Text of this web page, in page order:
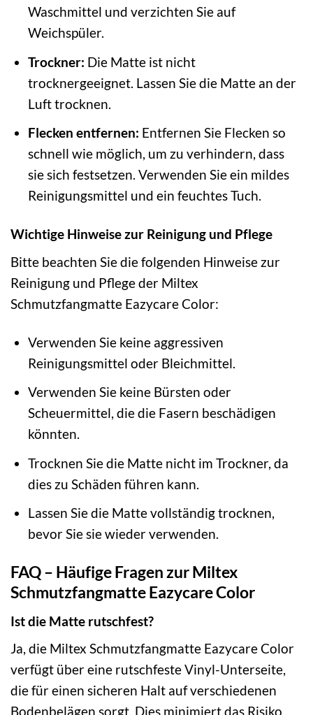
Waschmittel und verzichten Sie auf
Weichspüler.
Trockner: Die Matte ist nicht
trocknergeeignet. Lassen Sie die Matte an der
Luft trocknen.
Flecken entfernen: Entfernen Sie Flecken so
schnell wie möglich, um zu verhindern, dass
sie sich festsetzen. Verwenden Sie ein mildes
Reinigungsmittel und ein feuchtes Tuch.
Wichtige Hinweise zur Reinigung und Pflege
Bitte beachten Sie die folgenden Hinweise zur
Reinigung und Pflege der Miltex
Schmutzfangmatte Eazycare Color:
Verwenden Sie keine aggressiven
Reinigungsmittel oder Bleichmittel.
Verwenden Sie keine Bürsten oder
Scheuermittel, die die Fasern beschädigen
könnten.
Trocknen Sie die Matte nicht im Trockner, da
dies zu Schäden führen kann.
Lassen Sie die Matte vollständig trocknen,
bevor Sie sie wieder verwenden.
FAQ – Häufige Fragen zur Miltex
Schmutzfangmatte Eazycare Color
Ist die Matte rutschfest?
Ja, die Miltex Schmutzfangmatte Eazycare Color
verfügt über eine rutschfeste Vinyl-Unterseite,
die für einen sicheren Halt auf verschiedenen
Bodenbelägen sorgt. Dies minimiert das Risiko